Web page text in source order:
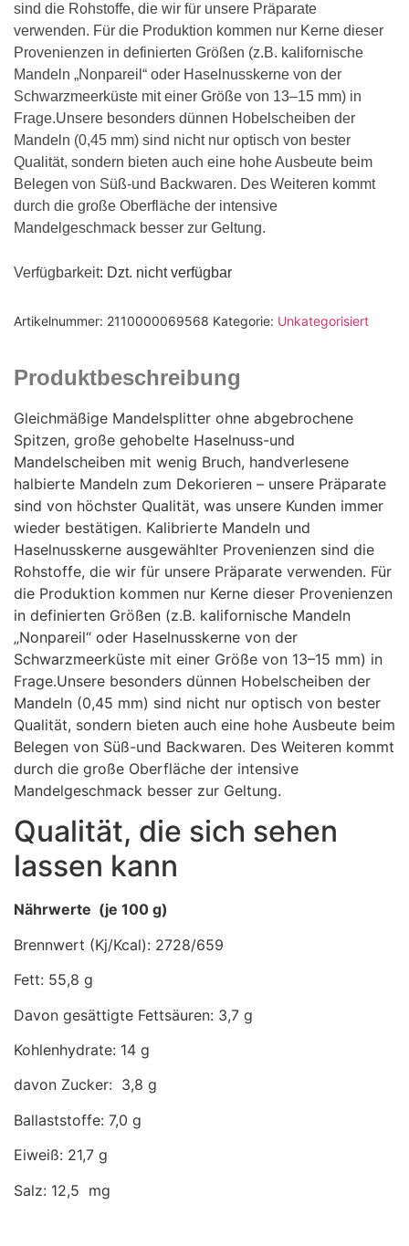
sind die Rohstoffe, die wir für unsere Präparate
verwenden. Für die Produktion kommen nur Kerne dieser
Provenienzen in definierten Größen (z.B. kalifornische
Mandeln „Nonpareil“ oder Haselnusskerne von der
Schwarzmeerküste mit einer Größe von 13–15 mm) in
Frage.Unsere besonders dünnen Hobelscheiben der
Mandeln (0,45 mm) sind nicht nur optisch von bester
Qualität, sondern bieten auch eine hohe Ausbeute beim
Belegen von Süß-und Backwaren. Des Weiteren kommt
durch die große Oberfläche der intensive
Mandelgeschmack besser zur Geltung.
Verfügbarkeit: Dzt. nicht verfügbar
Artikelnummer: 2110000069568 Kategorie: Unkategorisiert
Produktbeschreibung
Gleichmäßige Mandelsplitter ohne abgebrochene
Spitzen, große gehobelte Haselnuss-und
Mandelscheiben mit wenig Bruch, handverlesene
halbierte Mandeln zum Dekorieren – unsere Präparate
sind von höchster Qualität, was unsere Kunden immer
wieder bestätigen. Kalibrierte Mandeln und
Haselnusskerne ausgewählter Provenienzen sind die
Rohstoffe, die wir für unsere Präparate verwenden. Für
die Produktion kommen nur Kerne dieser Provenienzen
in definierten Größen (z.B. kalifornische Mandeln
„Nonpareil“ oder Haselnusskerne von der
Schwarzmeerküste mit einer Größe von 13–15 mm) in
Frage.Unsere besonders dünnen Hobelscheiben der
Mandeln (0,45 mm) sind nicht nur optisch von bester
Qualität, sondern bieten auch eine hohe Ausbeute beim
Belegen von Süß-und Backwaren. Des Weiteren kommt
durch die große Oberfläche der intensive
Mandelgeschmack besser zur Geltung.
Qualität, die sich sehen
lassen kann
Nährwerte (je 100 g)
Brennwert (Kj/Kcal): 2728/659
Fett: 55,8 g
Davon gesättigte Fettsäuren: 3,7 g
Kohlenhydrate: 14 g
davon Zucker: 3,8 g
Ballaststoffe: 7,0 g
Eiweiß: 21,7 g
Salz: 12,5 mg